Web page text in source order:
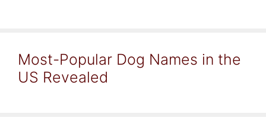
Most-Popular Dog Names in the
US Revealed